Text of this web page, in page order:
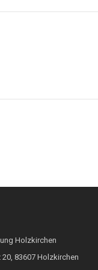
Holzkirchen
83607 Holzkirchen